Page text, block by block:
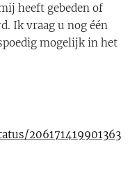
heeft gebeden of
Ik vraag u nog één
mogelijk in het
206171419901363